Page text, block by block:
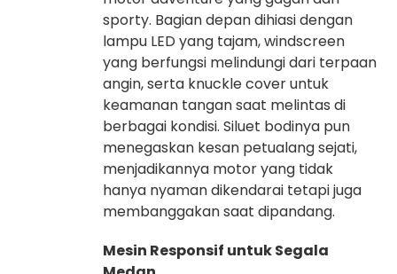
sporty. Bagian depan dihiasi dengan
lampu LED yang tajam, windscreen
yang berfungsi melindungi dari terpaan
angin, serta knuckle cover untuk
keamanan tangan saat melintas di
berbagai kondisi. Siluet bodinya pun
menegaskan kesan petualang sejati,
menjadikannya motor yang tidak
hanya nyaman dikendarai tetapi juga
membanggakan saat dipandang.
Mesin Responsif untuk Segala